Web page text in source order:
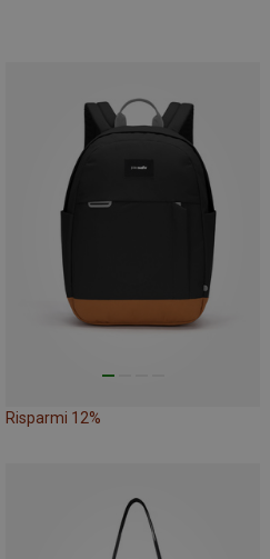
Risparmi 12%